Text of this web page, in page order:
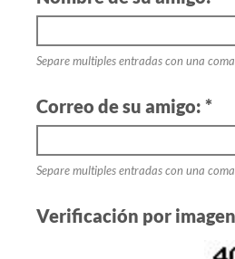
Separe multiples entradas con una
Correo de su amigo: *
Separe multiples entradas con una
Verificación por